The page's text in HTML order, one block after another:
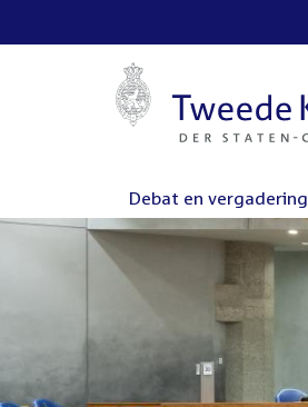
Debat en vergadering